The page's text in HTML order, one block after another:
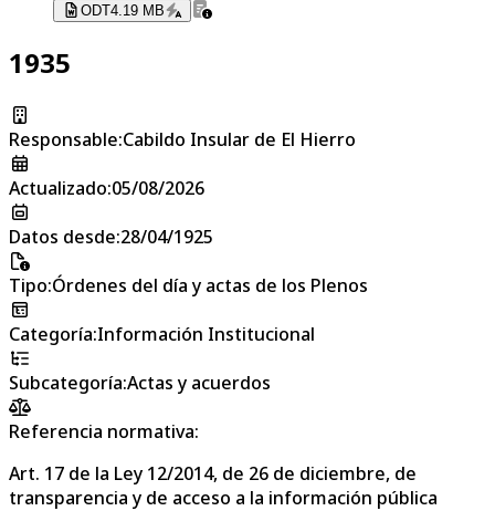
ODT4.19 MB
1935
Responsable:Cabildo Insular de El Hierro
Actualizado:05/08/2026
Datos desde:28/04/1925
Tipo:Órdenes del día y actas de los Plenos
Categoría:Información Institucional
Subcategoría:Actas y acuerdos
Referencia normativa:
Art. 17 de la Ley 12/2014, de 26 de diciembre, de
transparencia y de acceso a la información pública